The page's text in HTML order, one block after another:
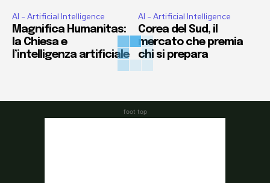
AI - Artificial Intelligence
Magnifica Humanitas:
la Chiesa e
l’intelligenza artificiale
AI - Artificial Intelligence
Corea del Sud, il
mercato che premia
chi si prepara
foot top